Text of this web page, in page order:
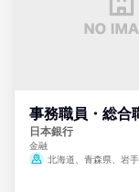
事務職員・総合
日本銀行
金融
北海道、青森県、岩